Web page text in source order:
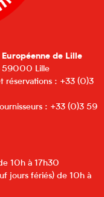
de Lille
59000 Lille
réservations : +33 (0)3
: +33 (0)3 59
10h à 17h30
jours fériés) de 10h à